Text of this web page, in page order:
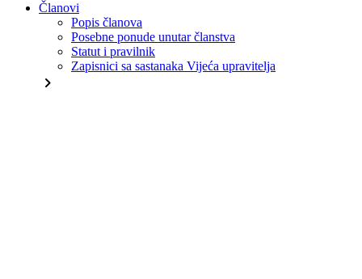
Članovi
Popis članova
Posebne ponude unutar članstva
Statut i pravilnik
Zapisnici sa sastanaka Vijeća upravitelja
chevron_right